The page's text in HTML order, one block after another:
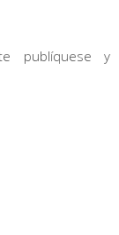
publíquese y